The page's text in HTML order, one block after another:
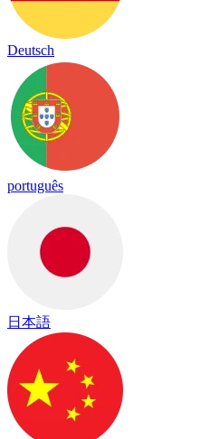
Deutsch
português
日本語